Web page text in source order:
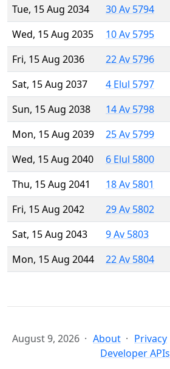
Tue, 15 Aug 2034
30 Av 5794
Wed, 15 Aug 2035
10 Av 5795
Fri, 15 Aug 2036
22 Av 5796
Sat, 15 Aug 2037
4 Elul 5797
Sun, 15 Aug 2038
14 Av 5798
Mon, 15 Aug 2039
25 Av 5799
Wed, 15 Aug 2040
6 Elul 5800
Thu, 15 Aug 2041
18 Av 5801
Fri, 15 Aug 2042
29 Av 5802
Sat, 15 Aug 2043
9 Av 5803
Mon, 15 Aug 2044
22 Av 5804
August 9, 2026 About Privacy
Developer APIs